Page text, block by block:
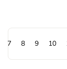
7 8 9 10